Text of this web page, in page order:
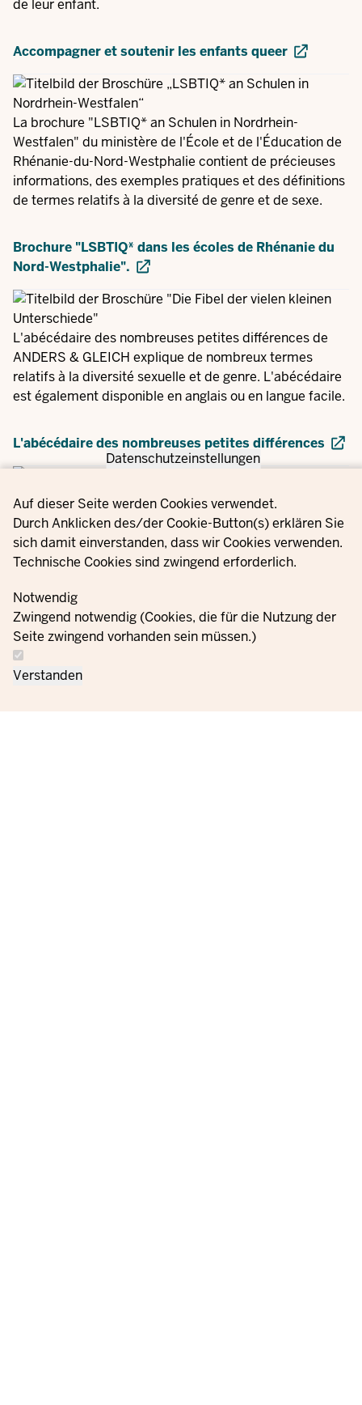
Privacy settings
Datenschutzeinstellungen
Auf dieser Seite werden Cookies verwendet.
Durch Anklicken des/der Cookie-Button(s) erklären Sie
sich damit einverstanden, dass wir Cookies verwenden.
Technische Cookies sind zwingend erforderlich.
Notwendig
Zwingend notwendig (Cookies, die für die Nutzung der
Seite zwingend vorhanden sein müssen.)
Verstanden
de leur enfant.
Accompagner et soutenir les enfants queer
La brochure "LSBTIQ* an Schulen in Nordrhein-
Westfalen" du ministère de l'École et de l'Éducation de
Rhénanie-du-Nord-Westphalie contient de précieuses
informations, des exemples pratiques et des définitions
de termes relatifs à la diversité de genre et de sexe.
Brochure "LSBTIQ* dans les écoles de Rhénanie du
Nord-Westphalie".
L'abécédaire des nombreuses petites différences de
ANDERS & GLEICH explique de nombreux termes
relatifs à la diversité sexuelle et de genre. L'abécédaire
est également disponible en anglais ou en langue facile.
L'abécédaire des nombreuses petites différences
L'étude du DJI "Coming-out in NRW" analyse les
expériences des jeunes queers âgés de 14 à 27 ans en
Rhénanie du Nord-Westphalie.
Étude sur le coming-out en Rhénanie-du-Nord-
Westphalie